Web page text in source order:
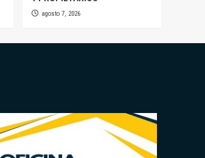
agosto 7, 2026